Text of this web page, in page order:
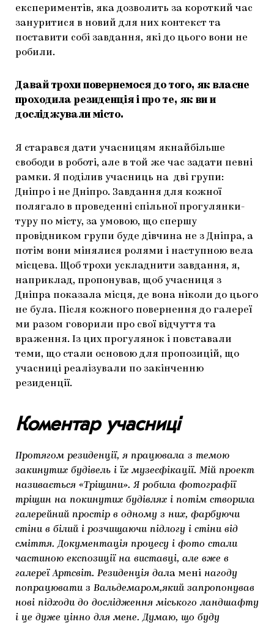
експериментів, яка дозволить за короткий час
зануритися в новий для них контекст та
поставити собі завдання, які до цього вони не
робили.
Давай трохи повернемося до того, як власне
проходила резиденція і про те, як ви и
досліджували місто.
Я старався дати учасницям якнайбільше
свободи в роботі, але в той же час задати певні
рамки. Я поділив учасниць на дві групи:
Дніпро і не Дніпро. Завдання для кожної
полягало в проведенні спільної прогулянки-
туру по місту, за умовою, що спершу
провідником групи буде дівчина не з Дніпра, а
потім вони мінялися ролями і наступною вела
місцева. Щоб трохи ускладнити завдання, я,
наприклад, пропонував, щоб учасниця з
Дніпра показала місця, де вона ніколи до цього
не була. Після кожного повернення до галереї
ми разом говорили про свої відчуття та
враження. Із цих прогулянок і повставали
теми, що стали основою для пропозицій, що
учасниці реалізували по закінченню
резиденції.
Коментар учасниці
Протягом резиденції, я працювала з темою
закинутих будівель і їх музеєфікації. Мій проект
називається «Тріщини». Я робила фотографії
тріщин на покинутих будівлях і потім створила
галерейний простір в одному з них, фарбуючи
стіни в білий і розчищаючи підлогу і стіни від
сміття. Документація процесу і фото стали
частиною експозиції на виставці, але вже в
галереї Артсвіт. Резиденція дала мені нагоду
попрацювати з Вальдемаром,який запропонував
нові підходи до дослідження міського ландшафту
і це дуже цінно для мене. Думаю, що буду